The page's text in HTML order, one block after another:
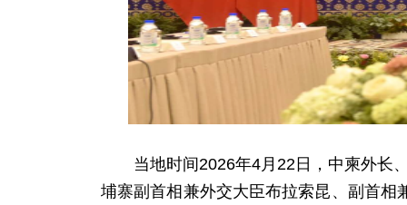
当地时间2026年4月22日，中柬外长
埔寨副首相兼外交大臣布拉索昆、副首